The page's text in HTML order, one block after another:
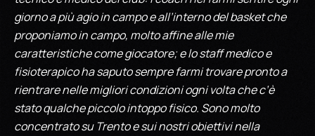
giorno a più agio in campo e all’interno del basket che
proponiamo in campo, molto affine alle mie
caratteristiche come giocatore; e lo staff medico e
fisioterapico ha saputo sempre farmi trovare pronto a
rientrare nelle migliori condizioni ogni volta che c’è
stato qualche piccolo intoppo fisico. Sono molto
concentrato su Trento e sui nostri obiettivi nella